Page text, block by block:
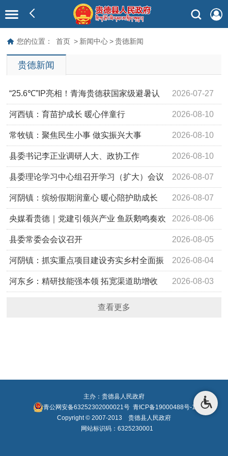
您的位置： 首页 > 新闻中心 > 贵德新闻
贵德新闻
2026-07-27
“25.6℃”IP亮相！青海贵德获国家级避暑认
证 2026-08-10
河西镇：育苗护成长 暖心伴童行
2026-08-10
常牧镇：聚焦民生小事 做实振兴大事
2026-08-10
县委书记李正业调研人大、政协工作
2026-08-07
县委理论学习中心组召开学习（扩大）会议
2026-08-07
河阴镇：缤纷假期润童心 暖心陪护助成长
2026-08-06
央媒看贵德｜党建引领兴产业 鱼跃鹅鸣奏欢
歌 2026-08-05
县委常委会会议召开
2026-08-04
河阴镇：抓实重点项目建设夯实乡村全面振
兴发展根基 2026-08-03
河东乡：精研技能强本领 拓宽渠道助增收
查看更多
主办：贵德县人民政府
青公网安备63252302000021号 青ICP备19000488号-1
Copyright © 2007-2013 贵德县人民政府
网站标识码：6325230001